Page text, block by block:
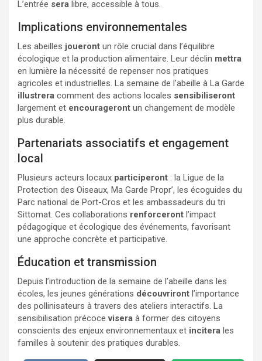
L’entrée sera libre, accessible à tous.
Implications environnementales
Les abeilles joueront un rôle crucial dans l’équilibre
écologique et la production alimentaire. Leur déclin mettra
en lumière la nécessité de repenser nos pratiques
agricoles et industrielles. La semaine de l’abeille à La Garde
illustrera comment des actions locales sensibiliseront
largement et encourageront un changement de modèle
plus durable.
Partenariats associatifs et engagement
local
Plusieurs acteurs locaux participeront : la Ligue de la
Protection des Oiseaux, Ma Garde Propr’, les écoguides du
Parc national de Port-Cros et les ambassadeurs du tri
Sittomat. Ces collaborations renforceront l’impact
pédagogique et écologique des événements, favorisant
une approche concrète et participative.
Éducation et transmission
Depuis l’introduction de la semaine de l’abeille dans les
écoles, les jeunes générations découvriront l’importance
des pollinisateurs à travers des ateliers interactifs. La
sensibilisation précocevisera à former des citoyens
conscients des enjeux environnementaux et incitera les
familles à soutenir des pratiques durables.